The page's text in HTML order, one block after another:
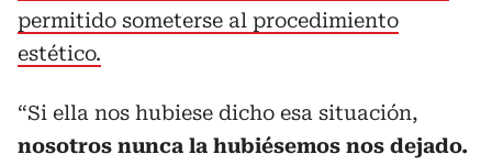
permitido someterse al procedimiento
estético.
“Si ella nos hubiese dicho esa situación,
nosotros nunca la hubiésemos nos dejado.